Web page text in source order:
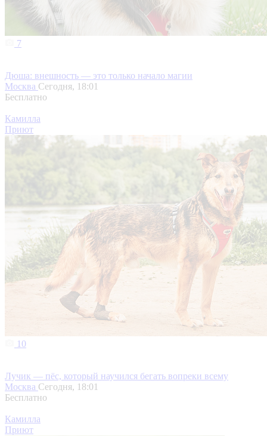
7
Дюша: внешность — это только начало магии
Москва Сегодня, 18:01
Бесплатно
Камилла
Приют
10
Лучик — пёс, который научился бегать вопреки всему
Москва Сегодня, 18:01
Бесплатно
Камилла
Приют